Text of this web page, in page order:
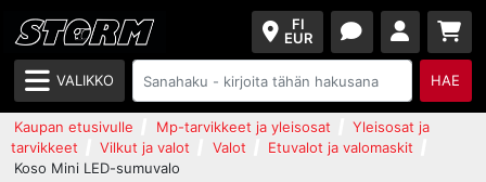
FI
EUR
VALIKKO HAE
Kaupan etusivulle Mp-tarvikkeet ja yleisosat
Yleisosat ja
tarvikkeet
Vilkut ja valot Valot
Etuvalot ja valomaskit
Koso Mini LED-sumuvalo